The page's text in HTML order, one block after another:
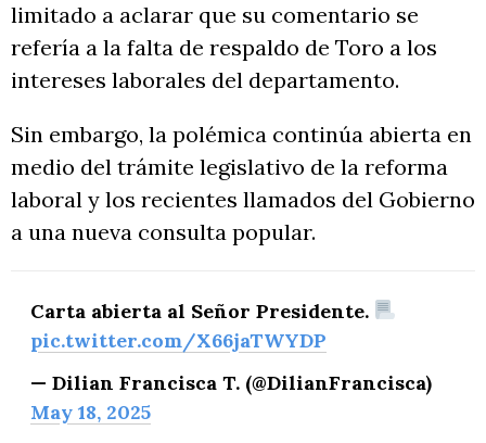
limitado a aclarar que su comentario se
refería a la falta de respaldo de Toro a los
intereses laborales del departamento.
Sin embargo, la polémica continúa abierta en
medio del trámite legislativo de la reforma
laboral y los recientes llamados del Gobierno
a una nueva consulta popular.
Carta abierta al Señor Presidente.
pic.twitter.com/X66jaTWYDP
— Dilian Francisca T. (@DilianFrancisca)
May 18, 2025